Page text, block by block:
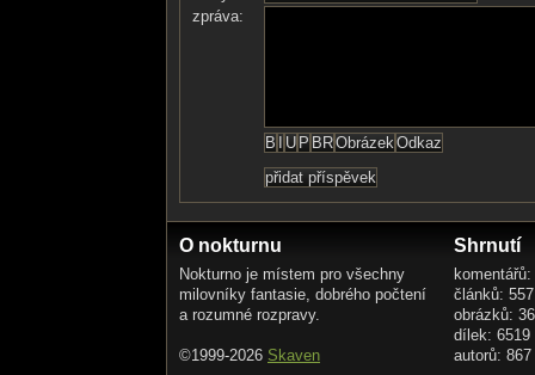
zpráva:
O nokturnu
Nokturno je místem pro všechny
milovníky fantasie, dobrého počtení
a rozumné rozpravy.
©1999-2026 Skaven
Shrnutí
článků: 557
obrázků:
dílek: 6519
autorů: 867